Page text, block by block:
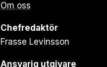
Om oss
Chefredaktör
Frasse Levinsson
Ansvarig utgivare